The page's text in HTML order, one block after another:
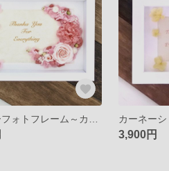
3,900円